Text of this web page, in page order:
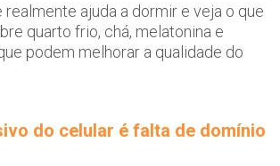
realmente ajuda a dormir e veja o que
quarto frio, chá, melatonina e
podem melhorar a qualidade do
do celular é falta de domínio